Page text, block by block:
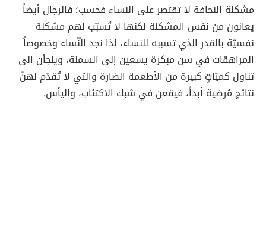
مشكلة النحافة لا تقتصر على النساء فحسب؛ فالرجال أيضاً
يعانون من نفس المشكلة لكنها لا تُسبّب لهم مشكلة
نفسيّة بالقدر الذي تسببه للنساء، لذا نجد النّساء وخصوصاً
المراهقات في سن مبكرة يسعين إلى السمنة، ويلجأن إلى
تناول كميّاتٍ كبيرة من الأطعمة الضارة والتي لا تُقدّم لهنّ
نتائج مُرضية أبداً، فيقعن في شبك الاكتئاب، واليأس.